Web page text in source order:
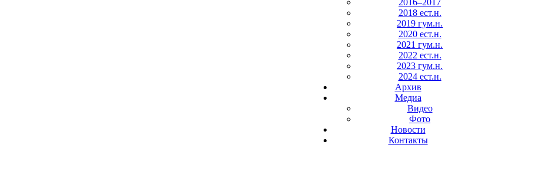
2016–2017
2018 ест.н.
2019 гум.н.
2020 ест.н.
2021 гум.н.
2022 ест.н.
2023 гум.н.
2024 ест.н.
Архив
Медиа
Видео
Фото
Новости
Контакты